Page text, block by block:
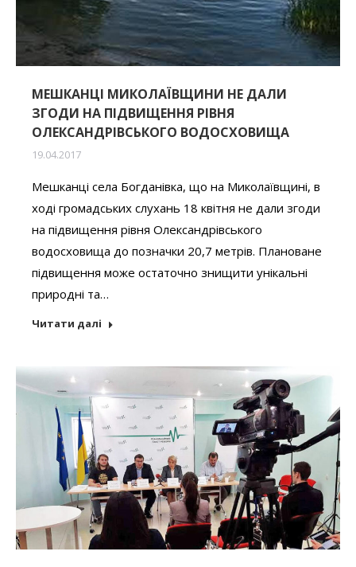
МЕШКАНЦІ МИКОЛАЇВЩИНИ НЕ ДАЛИ
ЗГОДИ НА ПІДВИЩЕННЯ РІВНЯ
ОЛЕКСАНДРІВСЬКОГО ВОДОСХОВИЩА
19.04.2017
Мешканці села Богданівка, що на Миколаївщині, в
ході громадських слухань 18 квітня не дали згоди
на підвищення рівня Олександрівського
водосховища до позначки 20,7 метрів. Плановане
підвищення може остаточно знищити унікальні
природні та…
Читати далі